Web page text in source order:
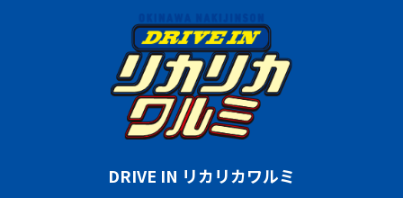
DRIVE IN リカリカワルミ